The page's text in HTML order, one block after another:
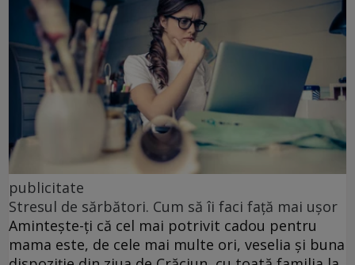
publicitate
Stresul de sărbători. Cum să îi faci față mai ușor
Amintește-ți că cel mai potrivit cadou pentru
mama este, de cele mai multe ori, veselia și buna